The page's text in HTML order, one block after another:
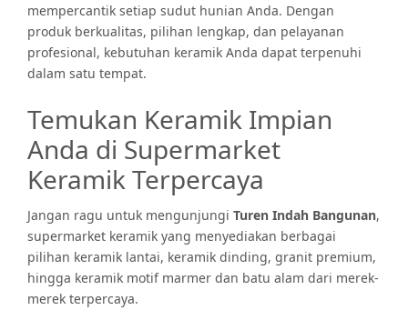
mempercantik setiap sudut hunian Anda. Dengan
produk berkualitas, pilihan lengkap, dan pelayanan
profesional, kebutuhan keramik Anda dapat terpenuhi
dalam satu tempat.
Temukan Keramik Impian
Anda di Supermarket
Keramik Terpercaya
Jangan ragu untuk mengunjungi Turen Indah Bangunan,
supermarket keramik yang menyediakan berbagai
pilihan keramik lantai, keramik dinding, granit premium,
hingga keramik motif marmer dan batu alam dari merek-
merek terpercaya.